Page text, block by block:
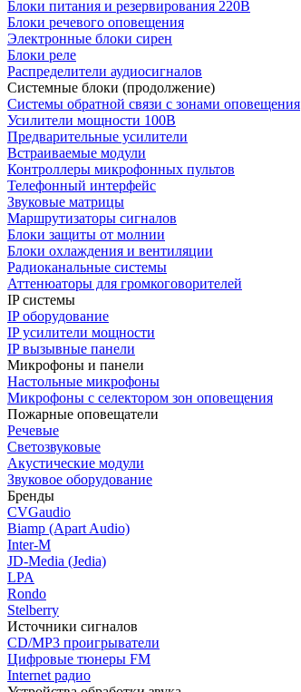
Блоки питания и резервирования 220В
Блоки речевого оповещения
Электронные блоки сирен
Блоки реле
Распределители аудиосигналов
Системные блоки (продолжение)
Системы обратной связи с зонами оповещения
Усилители мощности 100В
Предварительные усилители
Встраиваемые модули
Контроллеры микрофонных пультов
Телефонный интерфейс
Звуковые матрицы
Маршрутизаторы сигналов
Блоки защиты от молнии
Блоки охлаждения и вентиляции
Радиоканальные системы
Аттенюаторы для громкоговорителей
IP системы
IP оборудование
IP усилители мощности
IP вызывные панели
Микрофоны и панели
Настольные микрофоны
Микрофоны с селектором зон оповещения
Пожарные оповещатели
Речевые
Светозвуковые
Акустические модули
Звуковое оборудование
Бренды
CVGaudio
Biamp (Apart Audio)
Inter-M
JD-Media (Jedia)
LPA
Rondo
Stelberry
Источники сигналов
CD/MP3 проигрыватели
Цифровые тюнеры FM
Internet радио